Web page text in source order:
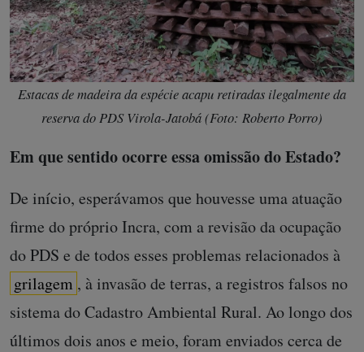
Estacas de madeira da espécie acapu retiradas ilegalmente da
reserva do PDS Virola-Jatobá (Foto: Roberto Porro)
Em que sentido ocorre essa omissão do Estado?
De início, esperávamos que houvesse uma atuação
firme do próprio Incra, com a revisão da ocupação
do PDS e de todos esses problemas relacionados à
grilagem , à invasão de terras, a registros falsos no
sistema do Cadastro Ambiental Rural. Ao longo dos
últimos dois anos e meio, foram enviados cerca de